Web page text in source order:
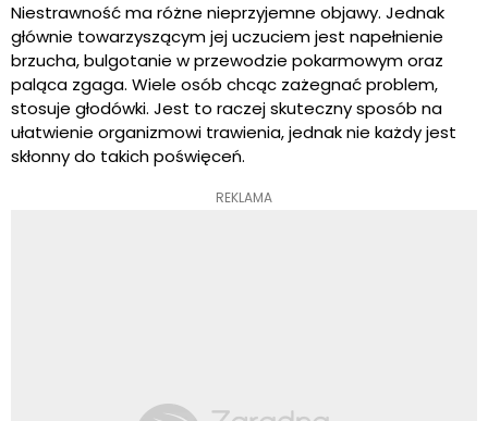
Niestrawność ma różne nieprzyjemne objawy. Jednak
głównie towarzyszącym jej uczuciem jest napełnienie
brzucha, bulgotanie w przewodzie pokarmowym oraz
paląca zgaga. Wiele osób chcąc zażegnać problem,
stosuje głodówki. Jest to raczej skuteczny sposób na
ułatwienie organizmowi trawienia, jednak nie każdy jest
skłonny do takich poświęceń.
REKLAMA